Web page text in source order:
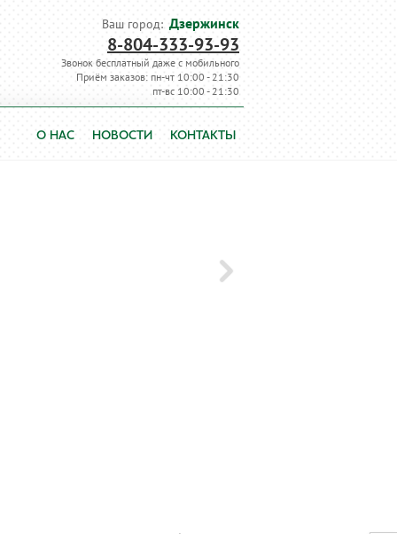
Ваш город: Дзержинск
8-804-333-93-93
Звонок бесплатный даже с мобильного
Приём заказов: пн-чт 10:00 - 21:30
пт-вс 10:00 - 21:30
О НАС НОВОСТИ КОНТАКТЫ